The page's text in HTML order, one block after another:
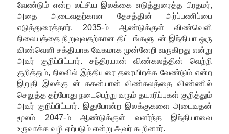
வேண்டும் என்ற லட்சிய இலக்கை எடுத்துரைத்த பிரதமர்,
அதை அடைவதற்கான தேசத்தின் அர்ப்பணிப்பை
எடுத்துரைத்தார். 2035-ம் ஆண்டுக்குள் விண்வெளி
நிலையத்தை நிறுவுவதற்கான திட்டங்களுடன் இந்தியா ஒரு
விண்வெளி சக்தியாக வேகமாக முன்னேறி வருகிறது என்று
அவர் குறிப்பிட்டார். சந்திரயான் விண்கலத்தின் வெற்றி
குறித்தும், நிலவில் இந்தியரை தரையிறக்க வேண்டும் என்ற
இறுதி இலக்குடன் ககன்யான் விண்கலத்தை விண்ணில்
செலுத்த தற்போது நடைபெற்று வரும் தயாரிப்புகள் குறித்தும்
அவர் குறிப்பிட்டார். இதுபோன்ற இலக்குகளை அடைவதன்
மூலம் 2047-ம் ஆண்டுக்குள் வளர்ந்த இந்தியாவை
உருவாக்க வழி ஏற்படும் என்று அவர் கூறினார்.